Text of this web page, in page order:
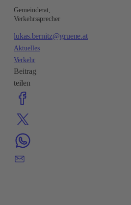
Gemeinderat,
Verkehrssprecher
lukas.bernitz@gruene.at
Aktuelles
Verkehr
Beitrag
teilen